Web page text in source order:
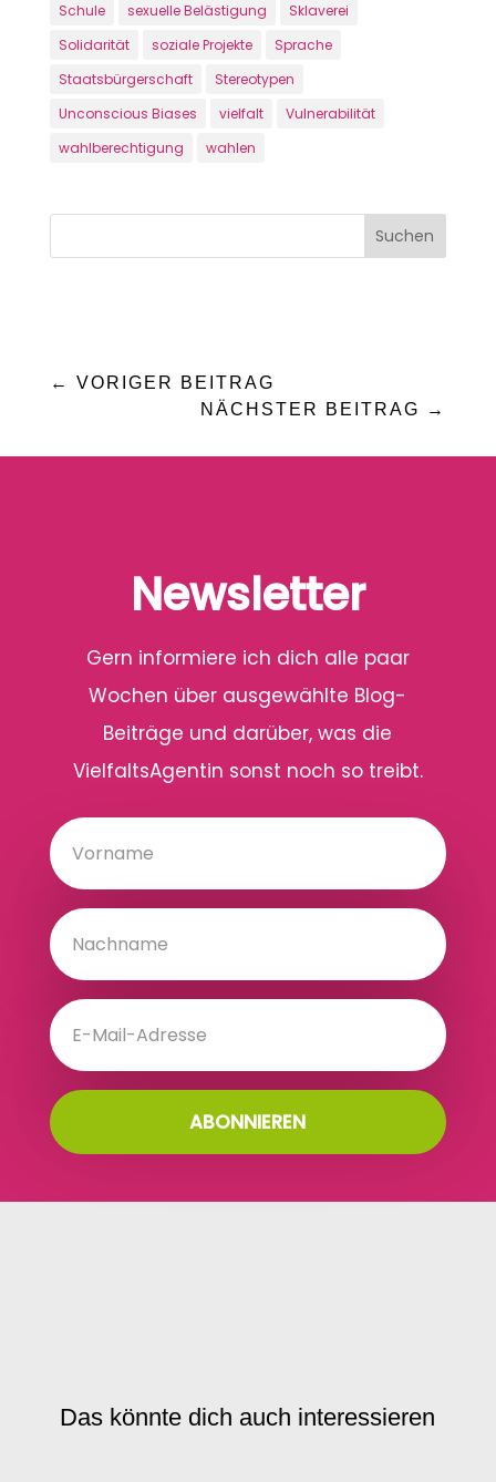
Schule sexuelle Belästigung
Sklaverei
Solidarität
soziale Projekte
Sprache
Staatsbürgerschaft
Stereotypen
Unconscious Biases
vielfalt
Vulnerabilität
wahlberechtigung
wahlen
← VORIGER BEITRAG
NÄCHSTER BEITRAG
→
Newsletter
Gern informiere ich dich alle paar
Wochen über ausgewählte Blog-
Beiträge und darüber, was die
VielfaltsAgentin sonst noch so treibt.
ABONNIEREN
Das könnte dich auch interessieren